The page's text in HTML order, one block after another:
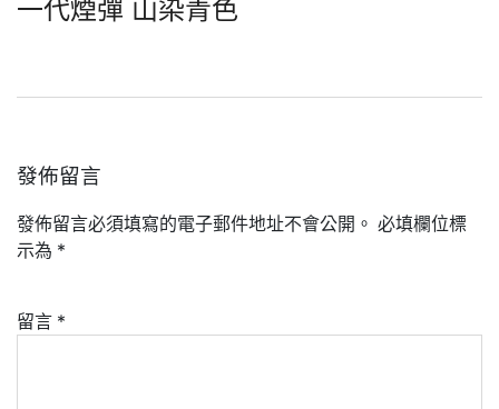
一代煙彈 山染青色
發佈留言
發佈留言必須填寫的電子郵件地址不會公開。 必填欄位標
示為 *
留言 *